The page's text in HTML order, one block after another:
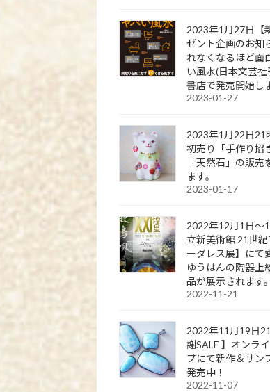
2023年1月27日【
ゼント企画のお知
れなくなるほど面
い風水(日本文芸社
書店で発売開始し
2023-01-27
2023年1月22日21
初売り「手作り招
「天然石」の販売
ます。
2023-01-17
2022年12月1日～
立新美術館 21世紀
ーダレス展】にて
ゆうはんの陶器上
品が展示されます。
2022-11-21
2022年11月19日
謝SALE 】オンラ
プにて新作＆サン
発売中！
2022-11-07